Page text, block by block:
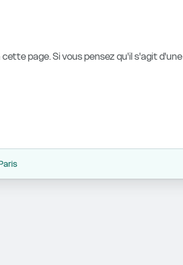
page. Si vous pensez qu'il s'agit d'une